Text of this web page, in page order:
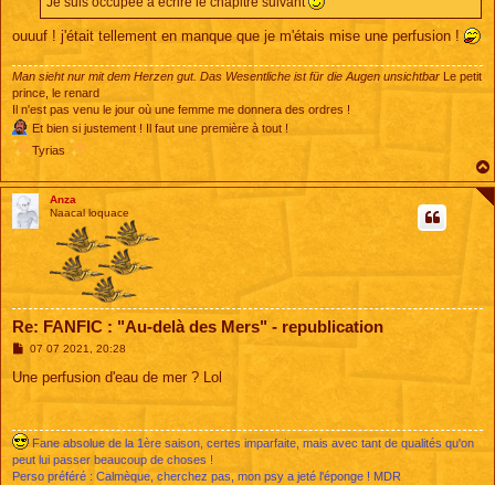
ouuuf ! j'était tellement en manque que je m'étais mise une perfusion !
Man sieht nur mit dem Herzen gut. Das Wesentliche ist für die Augen unsichtbar
Le petit
prince, le renard
Il n'est pas venu le jour où une femme me donnera des ordres !
Et bien si justement ! Il faut une première à tout !
Tyrias
Anza
Naacal loquace
Re: FANFIC : "Au-delà des Mers" - republication
M
s
07 07 2021, 20:28
Une perfusion d'eau de mer ? Lol
Fane absolue de la 1ère saison, certes imparfaite, mais avec tant de qualités qu'on
peut lui passer beaucoup de choses !
Perso préféré : Calmèque, cherchez pas, mon psy a jeté l'éponge ! MDR